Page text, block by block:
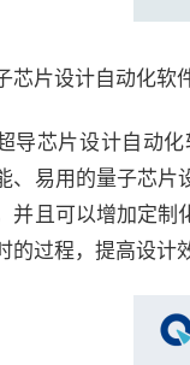
芯片设计自动化软
导芯片设计自动
、易用的量子芯片
并且可以增加定制
的过程，提高设计